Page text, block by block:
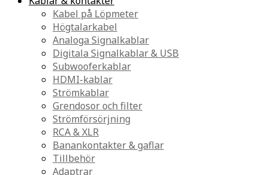
Kabel på Löpmeter
Högtalarkabel
Analoga Signalkablar
Digitala Signalkablar & USB
Subwooferkablar
HDMI-kablar
Strömkablar
Grendosor och filter
Strömförsörjning
RCA & XLR
Banankontakter & gaflar
Tillbehör
Adaptrar